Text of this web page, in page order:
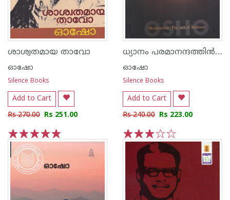
ശാശ്വതമായ താവോ
ഓഷോ
Silence Books
Add to Cart
Rs 270.00 Rs 251.00
5
4
3
2
1
ധ്യാനം പരമാനന്ദത്തി‌ന്‍ കല
ഓഷോ
Silence Books
Add to Cart
Rs 240.00 Rs 223.00
5
4
3
2
1